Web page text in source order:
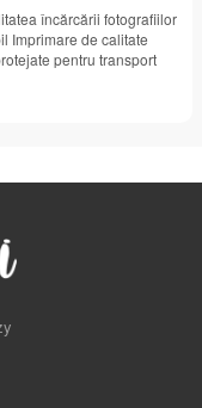
încărcării fotografiilor
Imprimare de calitate
pentru transport